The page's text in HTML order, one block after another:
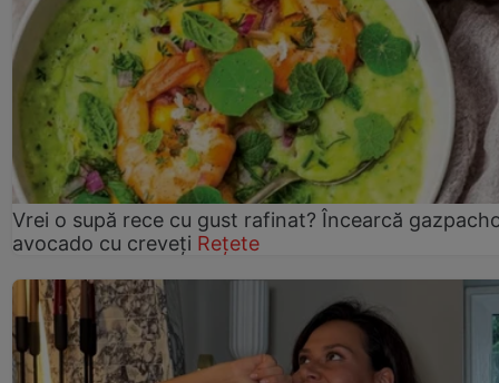
Vrei o supă rece cu gust rafinat? Încearcă
avocado cu creveți Rețete